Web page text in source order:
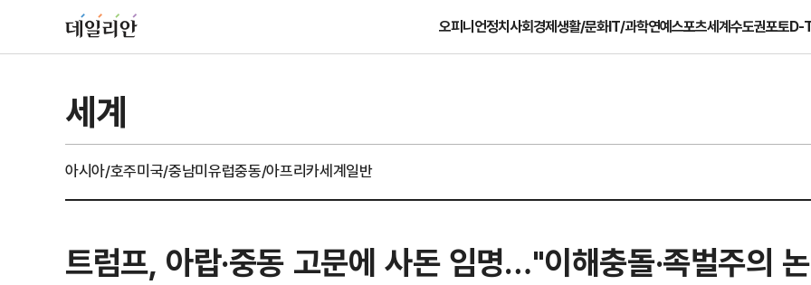
오피니언정치사회경제생활/문화IT/과학연예스포츠세계수도권포토D-
세계
아시아/호주미국/중남미유럽중동/아프리카세계일반
트럼프, 아랍·중동 고문에 사돈 임명…"이해충돌·족벌주의